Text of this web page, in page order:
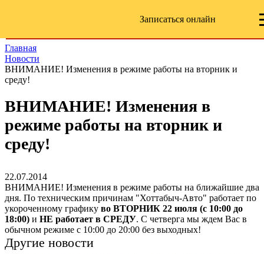
Записаться онлайн
Главная
Новости
ВНИМАНИЕ! Изменения в режиме работы на вторник и
среду!
ВНИМАНИЕ! Изменения в
режиме работы на вторник и
среду!
22.07.2014
ВНИМАНИЕ! Изменения в режиме работы на ближайшие два
дня. По техническим причинам "Хоттабыч-Авто" работает по
укороченному графику во ВТОРНИК 22 июля (с 10:00 до
18:00) и НЕ работает в СРЕДУ. С четверга мы ждем Вас в
обычном режиме с 10:00 до 20:00 без выходных!
Другие новости